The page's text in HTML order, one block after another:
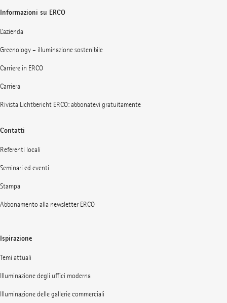
Informazioni su ERCO
L’azienda
Greenology – illuminazione sostenibile
Carriere in ERCO
Carriera
Rivista Lichtbericht ERCO: abbonatevi gratuitamente
Contatti
Referenti locali
Seminari ed eventi
Stampa
Abbonamento alla newsletter ERCO
Ispirazione
Temi attuali
Illuminazione degli uffici moderna
Illuminazione delle gallerie commerciali